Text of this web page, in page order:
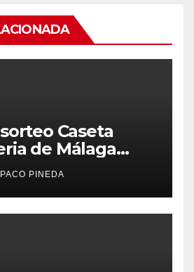
Caseta
de Málaga
PACO PINEDA